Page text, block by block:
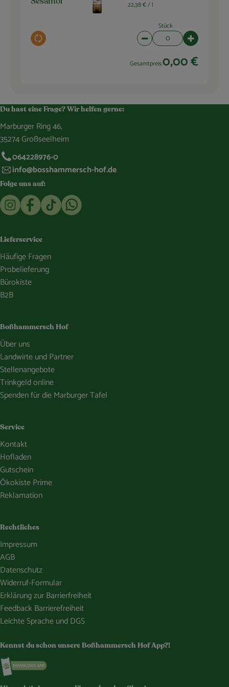
Auswahl ändern
22,38 € / l
Stück
Artikelanzahl verringern
Gesamtpreis:0,00 €
Du hast eine Frage? Wir helfen gerne:
Marburger Ring 46,
35274 Großseelheim
064228976-0
info@bosshammersch-hof.de
Folge uns auf:
Externer Link zu https://www.instagram.com/
Externer Link zu https://www.facebook.com/
Externer Link zu https://www.tiktok.com/
Externer Link zu https://whatsapp.com/
Lieferservice
Häufige Fragen
Probelieferung
Bürokiste
B2B
Boßhammersch Hof
Über uns
Landwirte und Partner
Stellenangebote
Trinkgeld online
Spenden für die Marburger Tafel
Service
Kontakt
Hofladen
Gutschein
Ökokiste Prime
Reklamation
Rechtliches
Impressum
AGB
Datenschutz
Widerruf-Formular
Erklärung zur Barrierfreiheit
Feedback Barrierefreiheit
Leichte Sprache und DGS
Kennst du schon unsere Boßhammersch Hof App?!
Externer Link zu https://www.bosshammersch-